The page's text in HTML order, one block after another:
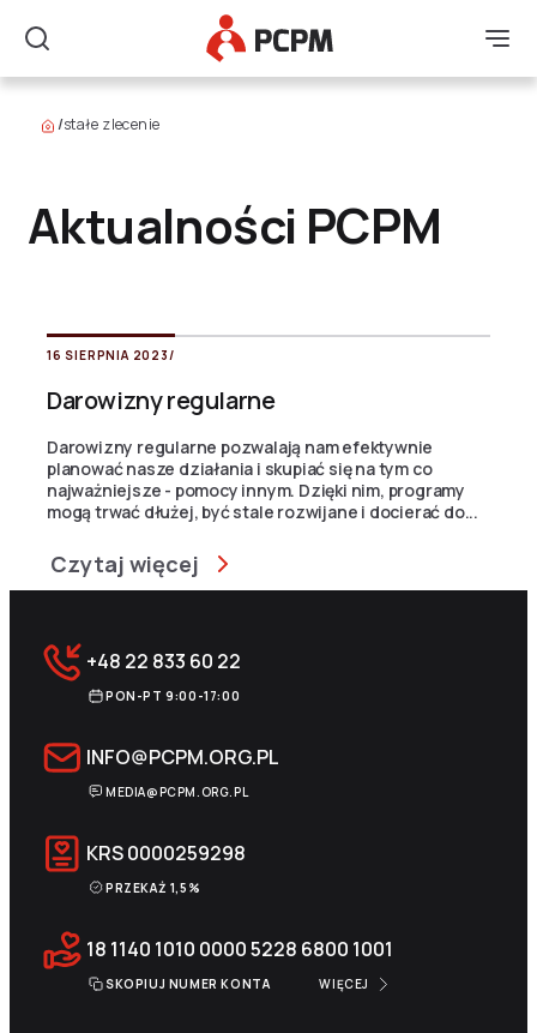
Szukaj
Główne Logo
/stałe zlecenie
Aktualności PCPM
16 SIERPNIA 2023 /
Darowizny regularne
Darowizny regularne pozwalają nam efektywnie
planować nasze działania i skupiać się na tym co
najważniejsze - pomocy innym. Dzięki nim, programy
mogą trwać dłużej, być stale rozwijane i docierać do...
Czytaj więcej
+48 22 833 60 22
PON-PT 9:00-17:00
INFO@PCPM.ORG.PL
MEDIA@PCPM.ORG.PL
KRS0000259298
PRZEKAŻ 1,5%
18 1140 1010 0000 5228 6800 1001
SKOPIUJ NUMER KONTA WIĘCEJ